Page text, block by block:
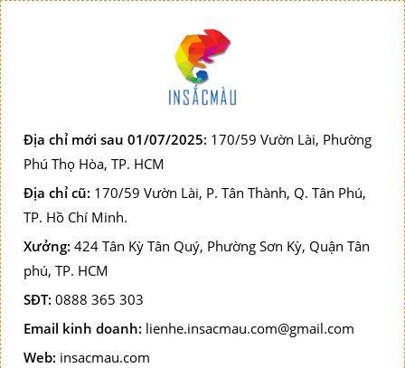
Địa chỉ mới sau 01/07/2025: 170/59 Vườn Lài, Phường
Phú Thọ Hòa, TP. HCM
Địa chỉ cũ: 170/59 Vườn Lài, P. Tân Thành, Q. Tân Phú,
TP. Hồ Chí Minh.
Xưởng: 424 Tân Kỳ Tân Quý, Phường Sơn Kỳ, Quận Tân
phú, TP. HCM
SĐT: 0888 365 303
Email kinh doanh: lienhe.insacmau.com@gmail.com
Web: insacmau.com